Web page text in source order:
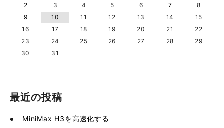
2
3 4 5 6 7
8
9
10 11 12 13 14
15
16
17 18 19 20 21
22
23
24 25 26 27 28
29
30
31
最近の投稿
MiniMax H3を高速化する